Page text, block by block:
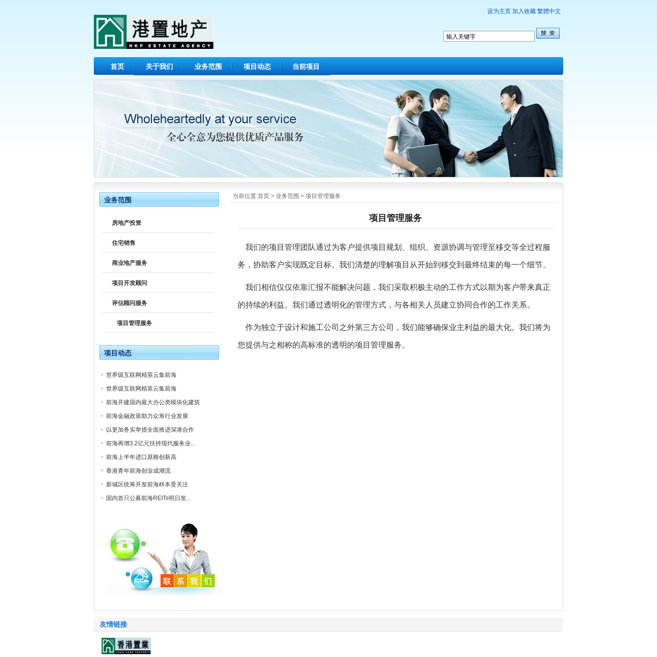
设为主页 加入收藏 繁體中文
首页 关于我们 业务范围 项目动态 当前项目
当前位置:首页 > 业务范围 > 项目管理服务
项目管理服务
我们的项目管理团队通过为客户提供项目规划、组织、资源协调与管理至移交等全过程服
务，协助客户实现既定目标。我们清楚的理解项目从开始到移交到最终结束的每一个细节。
我们相信仅仅依靠汇报不能解决问题，我们采取积极主动的工作方式以期为客户带来真正
的持续的利益。我们通过透明化的管理方式，与各相关人员建立协同合作的工作关系。
作为独立于设计和施工公司之外第三方公司，我们能够确保业主利益的最大化。我们将为
您提供与之相称的高标准的透明的项目管理服务。
业务范围
房地产投资
住宅销售
商业地产服务
项目开发顾问
评估顾问服务
项目管理服务
项目动态
世界级互联网精英云集前海
世界级互联网精英云集前海
前海开建国内最大办公类模块化建筑
前海金融政策助力众筹行业发展
以更加务实举措全面推进深港合作
前海再增3.2亿元扶持现代服务业...
前海上半年进口原粮创新高
香港青年前海创业成潮流
新城区统筹开发前海样本受关注
国内首只公募前海REITs明日发...
友情链接